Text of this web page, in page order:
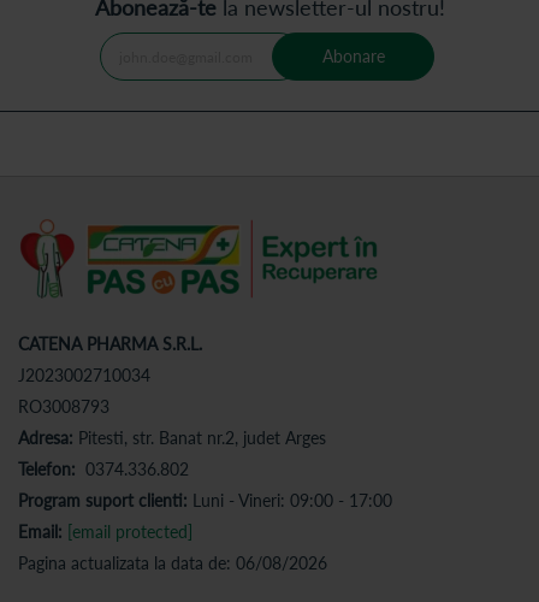
Abonează-tela newsletter-ul nostru!
Abonare
CATENA PHARMA S.R.L.
J2023002710034
RO3008793
Adresa: Pitesti, str. Banat nr.2, judet Arges
Telefon: 0374.336.802
Program suport clienti: Luni - Vineri: 09:00 - 17:00
Email: [email protected]
Pagina actualizata la data de: 06/08/2026